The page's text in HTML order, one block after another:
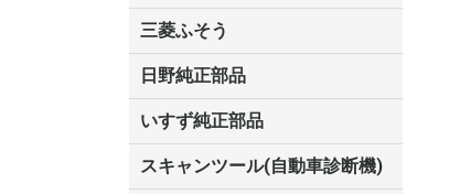
ミニキャブ
デリカ
コルト
RVR
パジェロミニ
パジェロ
パジェロイオ
アスパイア
ランサー
ディンゴ
ミニキャブミーブ
ミニキャブバン
ミニキャブトラック
コルトプラス
ekワゴン・アクティブ・スポー
ツ・クラッシィ
キャンター
ギャラン
タウンボックス
ディオン
トッポBJ
ミニカ
ミニキャブ
レグナム
三菱ふそう
ファイター
日野純正部品
いすず純正部品
ビッグホーン
ギガ
フォワード
エルフ
スキャンツール(自動車診断機)